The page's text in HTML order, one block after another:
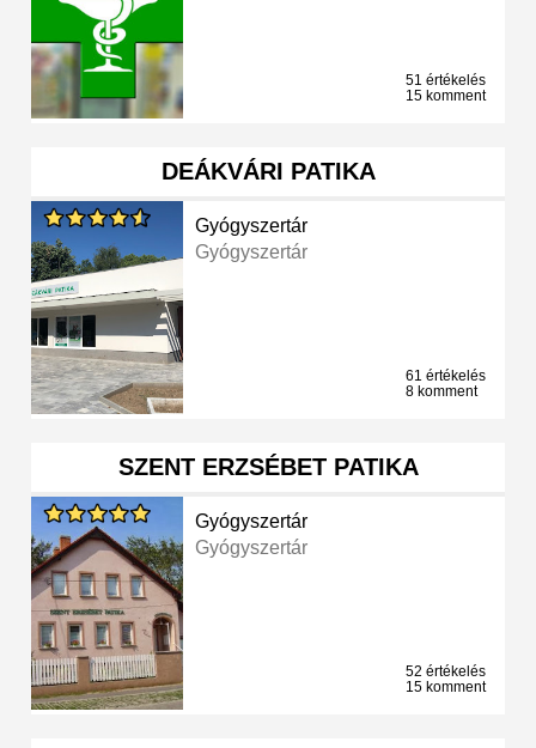
51 értékelés
15 komment
DEÁKVÁRI PATIKA
Gyógyszertár
Gyógyszertár
61 értékelés
8 komment
SZENT ERZSÉBET PATIKA
Gyógyszertár
Gyógyszertár
52 értékelés
15 komment